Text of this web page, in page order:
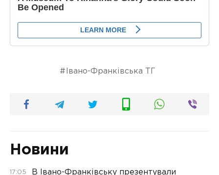
Івано-Франківська ТГ
Новини
17:05 В Івано-Франківську презентували